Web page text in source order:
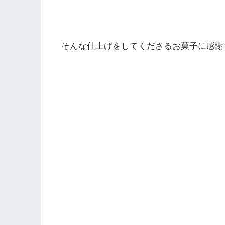
そんな仕上げをしてくださるお菓子に感